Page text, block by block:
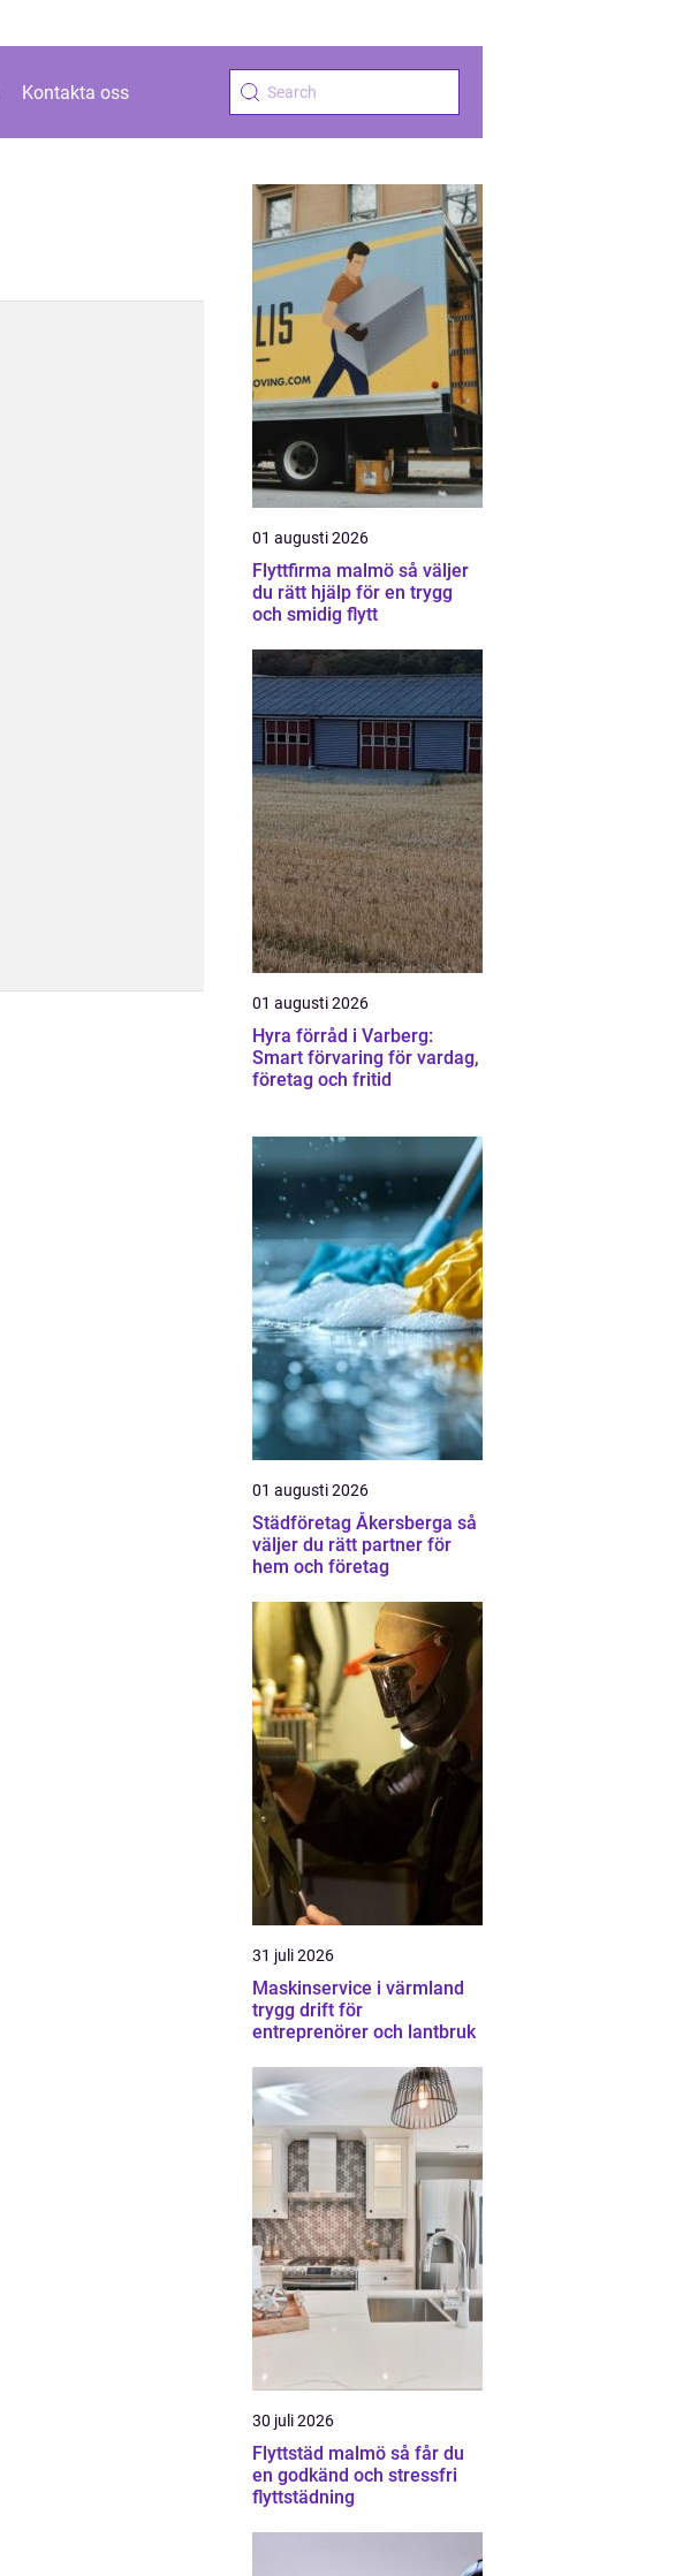
Kontakta oss
01 augusti 2026
Flyttfirma malmö så väljer
du rätt hjälp för en trygg
och smidig flytt
01 augusti 2026
Hyra förråd i Varberg:
Smart förvaring för vardag,
företag och fritid
01 augusti 2026
Städföretag Åkersberga så
väljer du rätt partner för
hem och företag
31 juli 2026
Maskinservice i värmland
trygg drift för
entreprenörer och lantbruk
30 juli 2026
Flyttstäd malmö så får du
en godkänd och stressfri
flyttstädning